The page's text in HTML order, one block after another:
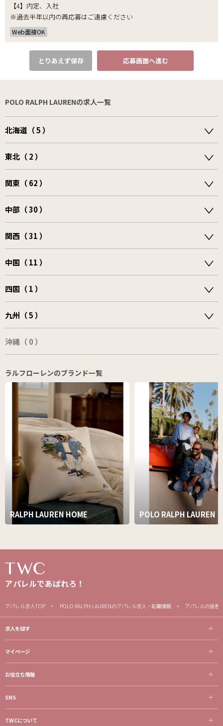
【4】内定、入社
※過去半年以内の再応募はご遠慮ください
Web面接OK
とりあえず保存 応募画面へ進む
POLO RALPH LAURENの求人一覧
北海道（ 5 ）
東北（ 2 ）
関東（ 62 ）
中部（ 30 ）
関西（ 31 ）
中国（ 11 ）
四国（ 1 ）
九州（ 5 ）
沖縄（ 0 ）
ラルフローレンのブランド一覧
RALPH LAUREN HOME POLO RALPH LAUREN
アパレルであばれろ！
アパレル求人TOP POLO RALPH LAURENのアパレル求人・転職情報 アパレルの接客
求人を探す
マイページ
お役立ち情報
SNS
TWCについて